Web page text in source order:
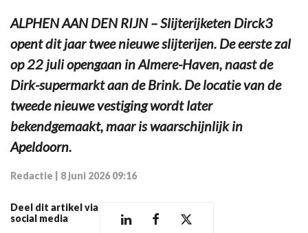
ALPHEN AAN DEN RIJN – Slijterijketen Dirck3
opent dit jaar twee nieuwe slijterijen. De eerste zal
op 22 juli opengaan in Almere-Haven, naast de
Dirk-supermarkt aan de Brink. De locatie van de
tweede nieuwe vestiging wordt later
bekendgemaakt, maar is waarschijnlijk in
Apeldoorn.
Redactie 8 juni 2026 09:16
Deel dit artikel via
social media